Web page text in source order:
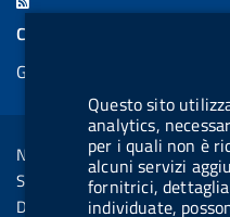
Questo sito
analytics,
per i quali non è
alcuni servizi
fornitrici,
individuate,
e
k
e
b
u
t
t
e
y
t
e
COOKIES
Gestione cookie
Sezione Link Utili
Note legali
Social Media Policy
Dichiarazione di accessibilità